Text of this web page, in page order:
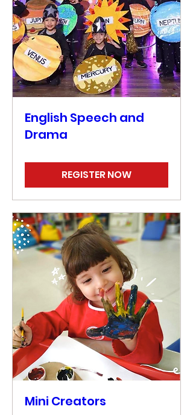
English Speech and
Drama
REGISTER NOW
Mini Creators